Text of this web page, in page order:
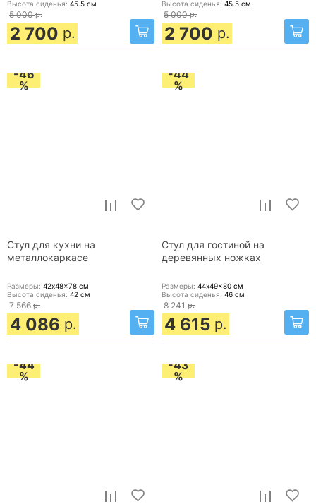
Высота сиденья: 45.5 см
5 000 р.
2 700 р.
Высота сиденья: 45.5 см
5 000 р.
2 700 р.
-46
%
Стул для кухни на
металлокаркасе
Размеры: 42x48x78 см
Высота сиденья: 42 см
7 566 р.
4 086 р.
-44
%
Стул для гостиной на
деревянных ножках
Размеры: 44x49x80 см
Высота сиденья: 46 см
8 241 р.
4 615 р.
-44
%
-43
%